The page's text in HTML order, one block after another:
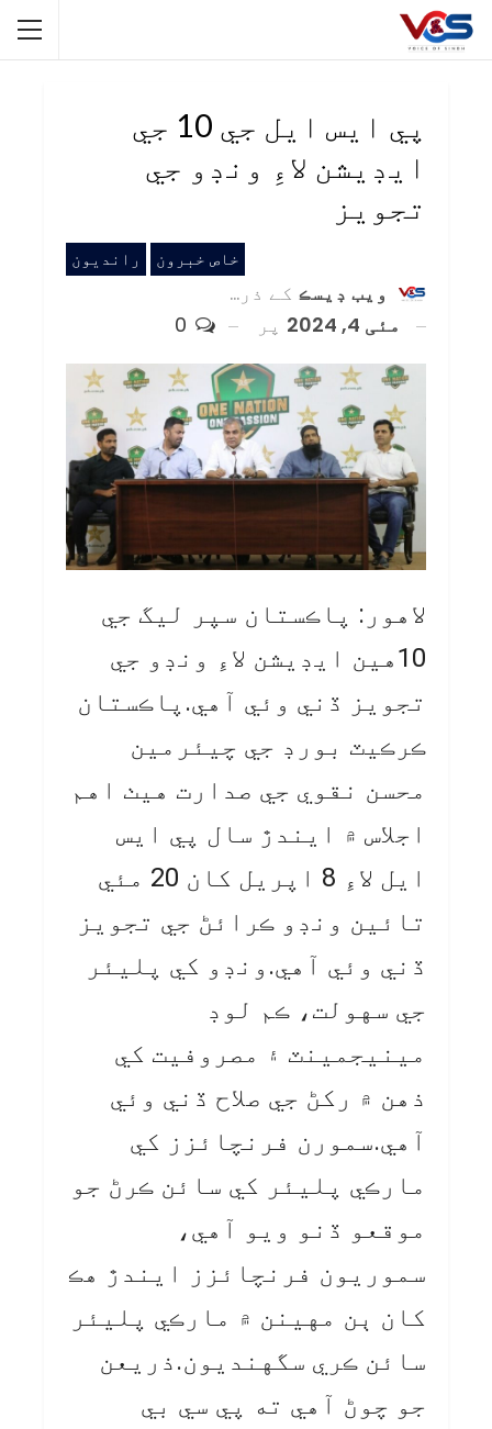
پي ايس ايل جي 10 جي
ايڊيشن لاءِ ونڊو جي
تجويز
خاص خبرون رانديون
ويب ڊيسڪ کے ذریعہ
مئی 4, 2024
پر
لاهور: پاڪستان سپر ليگ جي
10هين ايڊيشن لاءِ ونڊو جي
تجويز ڏني وئي آهي.پاڪستان
ڪرڪيٽ بورڊ جي چيئرمين
محسن نقوي جي صدارت هيٺ اهم
اجلاس ۾ ايندڙ سال پي ايس
ايل لاءِ 8 اپريل کان 20 مئي
تائين ونڊو ڪرائڻ جي تجويز
ڏني وئي آهي.ونڊو کي پليئر
جي سهولت، ڪم لوڊ
مينيجمينٽ ۽ مصروفيت کي
ذهن ۾ رکڻ جي صلاح ڏني وئي
آهي.سمورن فرنچائزز کي
مارڪي پليئر کي سائن ڪرڻ جو
موقعو ڏنو ويو آهي،
سموريون فرنچائزز ايندڙ هڪ
کان ٻن مهينن ۾ مارڪي پليئر
سائن ڪري سگهنديون.ذريعن
جو چوڻ آهي ته پي سي بي